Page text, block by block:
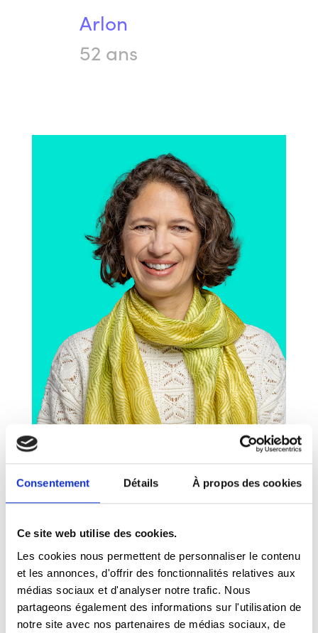
Consentement Détails À propos des cookies
Ce site web utilise des cookies.
Les cookies nous permettent de personnaliser le contenu
et les annonces, d'offrir des fonctionnalités relatives aux
médias sociaux et d'analyser notre trafic. Nous
partageons également des informations sur l'utilisation de
notre site avec nos partenaires de médias sociaux, de
Arlon
52 ans
Situation familiale
Profession
Consultante et formatrice en Développement
durable